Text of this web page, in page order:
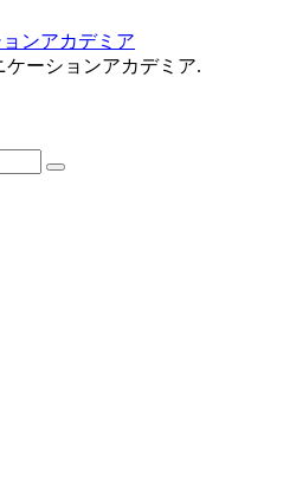
ンアカデミア
ーションアカデミア.